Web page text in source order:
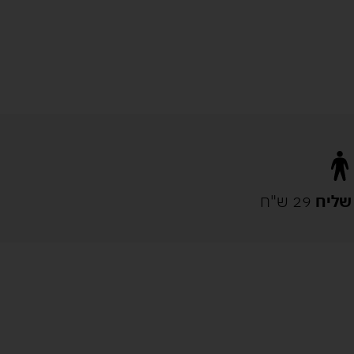
שליח 29 ש"ח